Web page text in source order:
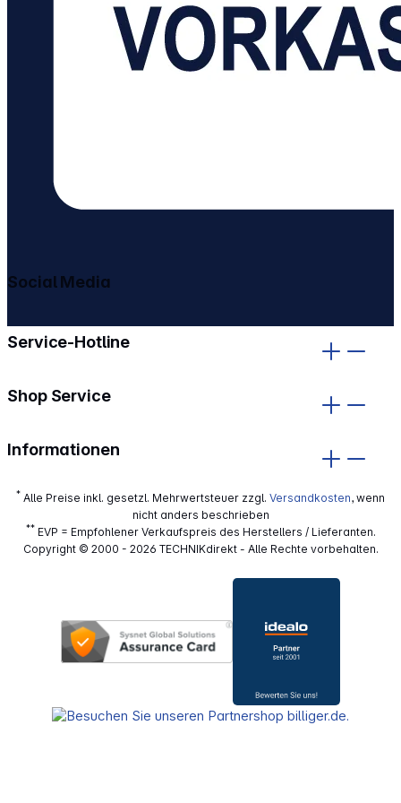
Service-Hotline
Shop Service
Informationen
Social Media
* Alle Preise inkl. gesetzl. Mehrwertsteuer zzgl. Versandkosten, wenn
nicht anders beschrieben
**EVP = Empfohlener Verkaufspreis des Herstellers / Lieferanten.
Copyright © 2000 - 2026 TECHNIKdirekt - Alle Rechte vorbehalten.